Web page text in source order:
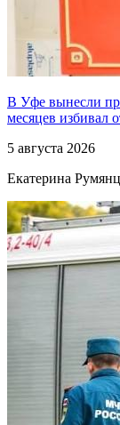
В Уфе вынесли
месяцев избивал
5 августа 2026
Екатерина